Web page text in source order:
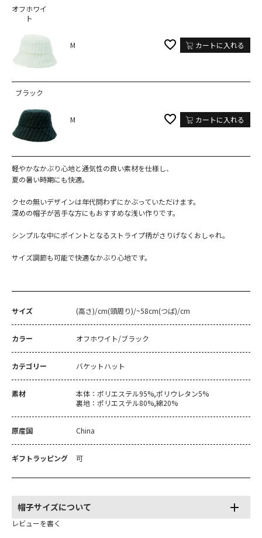
オフホワイ
ト
M カートに入れる
ブラック
M カートに入れる
軽やかなかぶり心地と通気性の良い素材を仕様し、
夏の暑い時期にも快適。
クセの無いデザインは年代問わずにかぶっていただけます。
深めの帽子が苦手な方にもおすすめな浅い作りです。
シンプルな中にポイントとなるストライプ柄がさりげなくおしゃれ。
サイズ調節も可能で快適なかぶり心地です。
サイズ (高さ)/cm(頭周り)/~58cm(つば)/cm
カラー オフホワイト/ブラック
カテゴリー バケットハット
素材
本体：ポリエステル95%,ポリウレタン5%
裏地：ポリエステル80%,綿20%
原産国 China
ギフトラッピング 可
帽子サイズについて
レビューを書く